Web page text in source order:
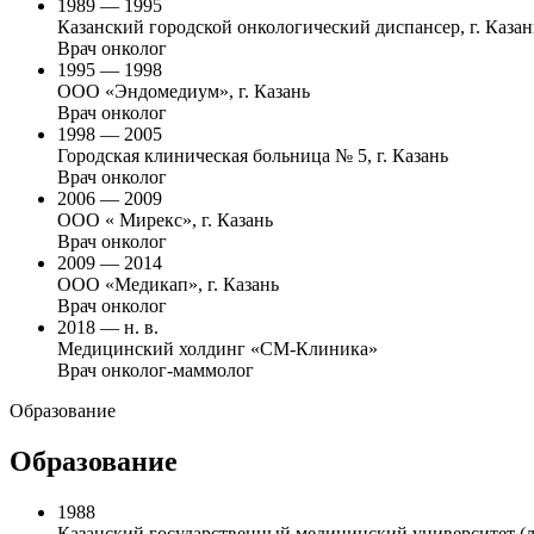
1989 — 1995
Казанский городской онкологический диспансер, г.
Врач онколог
1995 — 1998
ООО «Эндомедиум», г. Казань
Врач онколог
1998 — 2005
Городская клиническая больница № 5, г. Казань
Врач онколог
2006 — 2009
ООО « Мирекс», г. Казань
Врач онколог
2009 — 2014
ООО «Медикап», г. Казань
Врач онколог
2018 — н. в.
Медицинский холдинг «СМ-Клиника»
Врач онколог-маммолог
Образование
Образование
1988